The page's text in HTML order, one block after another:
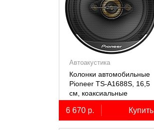
Автоакустика
Колонки автомобильные
Pioneer TS-A1688S, 16,5
см, коаксиальные
четырёхполосные, 2 шт.
6 670 р. Купить